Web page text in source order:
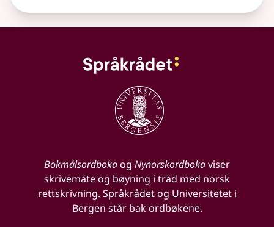
Bokmålsordbokaog Nynorskordbokaviser
skrivemåte og bøyning i tråd med norsk
rettskrivning. Språkrådet og Universitetet i
Bergen står bak ordbøkene.